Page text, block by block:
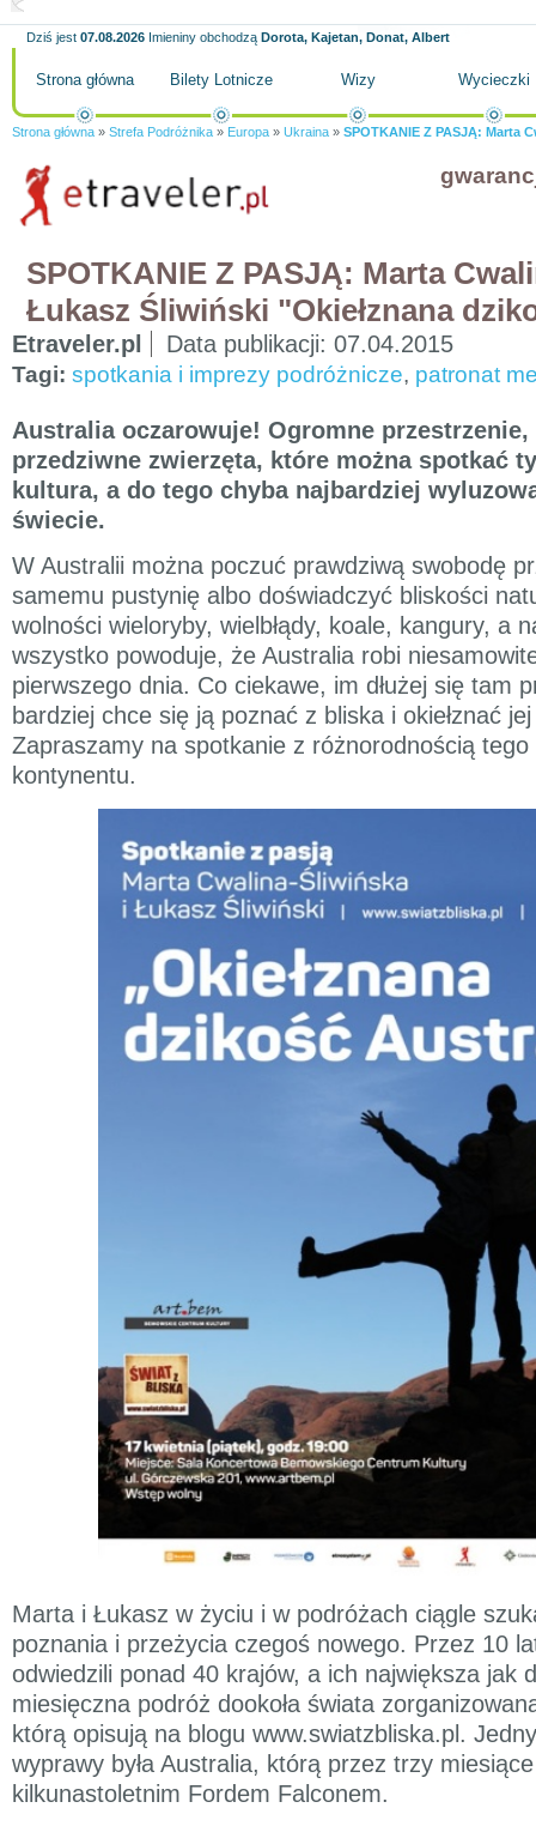
Dziś jest 07.08.2026 Imieniny obchodzą Dorota, Kajetan, Donat, Albert
Strona główna Bilety Lotnicze Wizy Wycieczki
Strona główna » Strefa Podróżnika » Europa » Ukraina » SPOTKANIE Z PASJĄ: Marta
SPOTKANIE Z PASJĄ: Marta
Łukasz Śliwiński "Okiełznana
Etraveler.pl Data publikacji: 07.04.2015
Tagi: spotkania i imprezy podróżnicze, patronat
Australia oczarowuje! Ogromne
przedziwne zwierzęta, które można spotkać
kultura, a do tego chyba najbardziej
świecie.
W Australii można poczuć prawdziwą swobodę
samemu pustynię albo doświadczyć bliskości
wolności wieloryby, wielbłądy, koale, kangury, a
wszystko powoduje, że Australia robi
pierwszego dnia. Co ciekawe, im dłużej się tam
bardziej chce się ją poznać z bliska i okiełznać
Zapraszamy na spotkanie z różnorodnością tego
kontynentu.
Marta i Łukasz w życiu i w podróżach ciągle
poznania i przeżycia czegoś nowego. Przez 10
odwiedzili ponad 40 krajów, a ich największa jak
miesięczna podróż dookoła świata
którą opisują na blogu www.swiatzbliska.pl.
wyprawy była Australia, którą przez trzy
kilkunastoletnim Fordem Falconem.